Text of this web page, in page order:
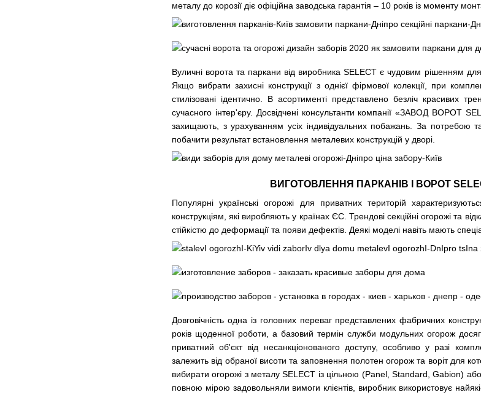
металу до корозії діє офіційна заводська гарантія – 10 років із моменту
Вуличні ворота та паркани від виробника SELECT є чудовим рішенням
Якщо вибрати захисні конструкції з однієї фірмової колекції, при
стилізовані ідентично. В асортименті представлено безліч красивих
сучасного інтер'єру. Досвідчені консультанти компанії «ЗАВОД ВОРОТ
захищають, з урахуванням усіх індивідуальних побажань. За потребою
побачити результат встановлення металевих конструкцій у дворі.
ВИГОТОВЛЕННЯ ПАРКАНІВ І ВОРОТ
Популярні українські огорожі для приватних територій
конструкціям, які виробляють у країнах ЄС. Трендові секційні огорожі та
стійкістю до деформації та появи дефектів. Деякі моделі навіть мають
Довговічність одна із головних переваг представлених фабричних
років щоденної роботи, а базовий термін служби модульних огорож
приватний об'єкт від несанкціонованого доступу, особливо у разі
залежить від обраної висоти та заповнення полотен огорож та воріт для
вибирати огорожі з металу SELECT із цільною (Panel, Standard, Gabion)
повною мірою задовольняли вимоги клієнтів, виробник використовує